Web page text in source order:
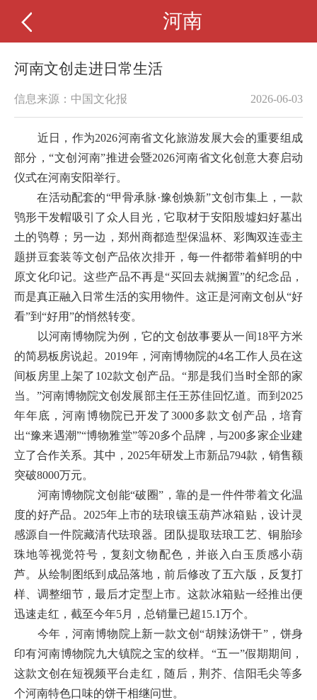
河南
河南文创走进日常生活
信息来源：中国文化报 2026-06-03
近日，作为2026河南省文化旅游发展大会的重要组成
部分，“文创河南”推进会暨2026河南省文化创意大赛启动
仪式在河南安阳举行。
在活动配套的“甲骨承脉·豫创焕新”文创市集上，一款
鸮形干发帽吸引了众人目光，它取材于安阳殷墟妇好墓出
土的鸮尊；另一边，郑州商都造型保温杯、彩陶双连壶主
题拼豆套装等文创产品依次排开，每一件都带着鲜明的中
原文化印记。这些产品不再是“买回去就搁置”的纪念品，
而是真正融入日常生活的实用物件。这正是河南文创从“好
看”到“好用”的悄然转变。
以河南博物院为例，它的文创故事要从一间18平方米
的简易板房说起。2019年，河南博物院的4名工作人员在这
间板房里上架了102款文创产品。“那是我们当时全部的家
当。”河南博物院文创发展部主任王苏佳回忆道。而到2025
年年底，河南博物院已开发了3000多款文创产品，培育
出“豫来遇潮”“博物雅堂”等20多个品牌，与200多家企业建
立了合作关系。其中，2025年研发上市新品794款，销售额
突破8000万元。
河南博物院文创能“破圈”，靠的是一件件带着文化温
度的好产品。2025年上市的珐琅镶玉葫芦冰箱贴，设计灵
感源自一件院藏清代珐琅器。团队提取珐琅工艺、铜胎珍
珠地等视觉符号，复刻文物配色，并嵌入白玉质感小葫
芦。从绘制图纸到成品落地，前后修改了五六版，反复打
样、调整细节，最后才定型上市。这款冰箱贴一经推出便
迅速走红，截至今年5月，总销量已超15.1万个。
今年，河南博物院上新一款文创“胡辣汤饼干”，饼身
印有河南博物院九大镇院之宝的纹样。“五一”假期期间，
这款文创在短视频平台走红，随后，荆芥、信阳毛尖等多
个河南特色口味的饼干相继问世。